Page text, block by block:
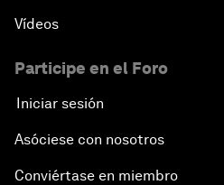
Vídeos
Participe en el Foro
Iniciar sesión
Asóciese con nosotros
Conviértase en miembro